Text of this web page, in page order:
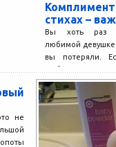
стихах –
Вы хоть раз
любимой девушке
вы потеряли.
любимая...
не